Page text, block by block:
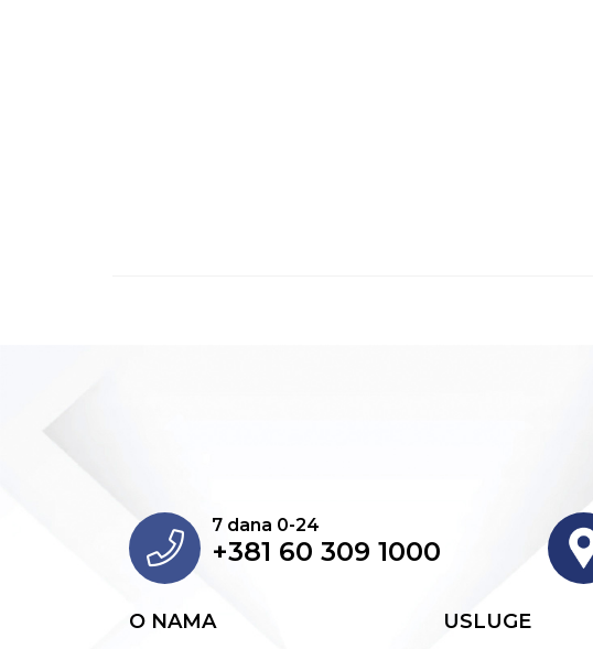
7 dana 0-24
+381 60 309 1000
O NAMA USLUGE